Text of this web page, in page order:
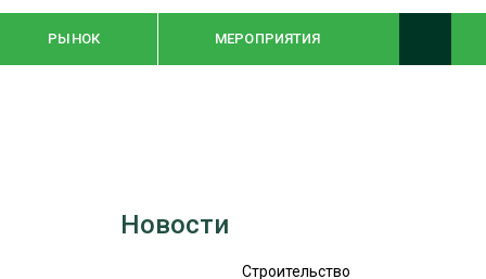
РЫНОК МЕРОПРИЯТИЯ
WOODEX-2021Новости
Строительство